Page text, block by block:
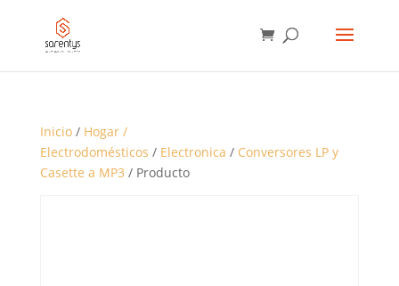
PRODUCTOS
Inicio/ Hogar /
Electrodomésticos / Electronica / Conversores LP y
Casette a MP3 / Producto